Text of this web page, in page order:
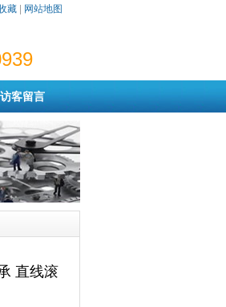
藏| 网站地图
访客留言
直线滚